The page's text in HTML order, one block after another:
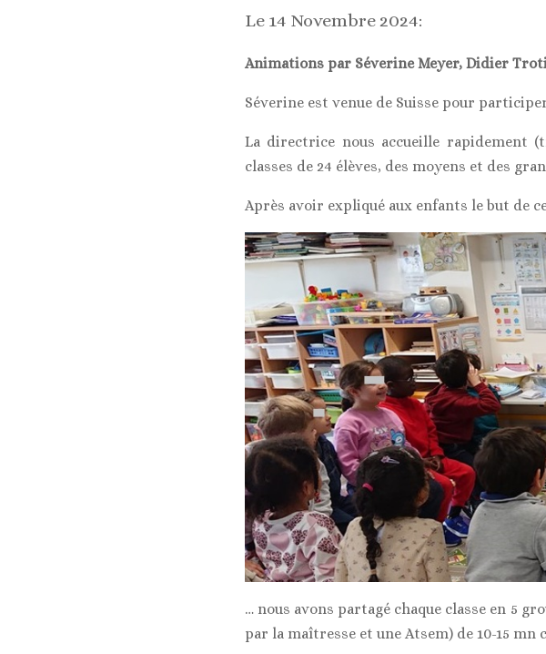
Le 14 Novembre 2024:
Animations par Séverine Meyer, Didier
Séverine est venue de Suisse pour
La directrice nous accueille rapidement
classes de 24 élèves, des moyens et des
Après avoir expliqué aux enfants le but de
… nous avons partagé chaque classe en 5
par la maîtresse et une Atsem) de 10-15 mn